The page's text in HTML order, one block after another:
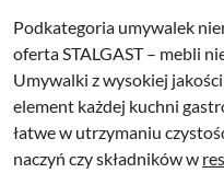
30
przed
obniżką
Podkategoria umywalek
oferta STALGAST – mebli
Umywalki z wysokiej
element każdej kuchni
łatwe w utrzymaniu
naczyń czy składników w